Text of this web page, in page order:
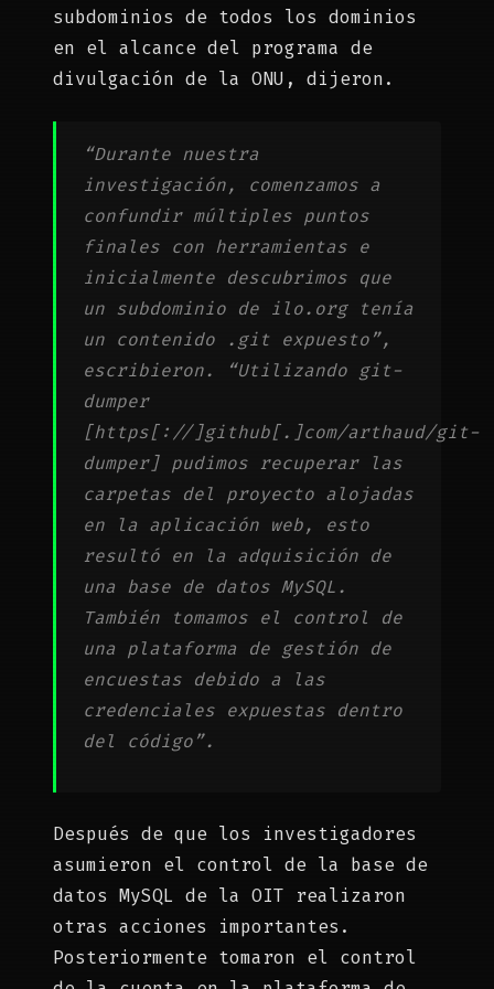
subdominios de todos los dominios
en el alcance del programa de
divulgación de la ONU, dijeron.
“Durante nuestra
investigación, comenzamos a
confundir múltiples puntos
finales con herramientas e
inicialmente descubrimos que
un subdominio de ilo.org tenía
un contenido .git expuesto”,
escribieron. “Utilizando git-
dumper
[https[://]github[.]com/arthaud/git-
dumper] pudimos recuperar las
carpetas del proyecto alojadas
en la aplicación web, esto
resultó en la adquisición de
una base de datos MySQL.
También tomamos el control de
una plataforma de gestión de
encuestas debido a las
credenciales expuestas dentro
del código”.
Después de que los investigadores
asumieron el control de la base de
datos MySQL de la OIT realizaron
otras acciones importantes.
Posteriormente tomaron el control